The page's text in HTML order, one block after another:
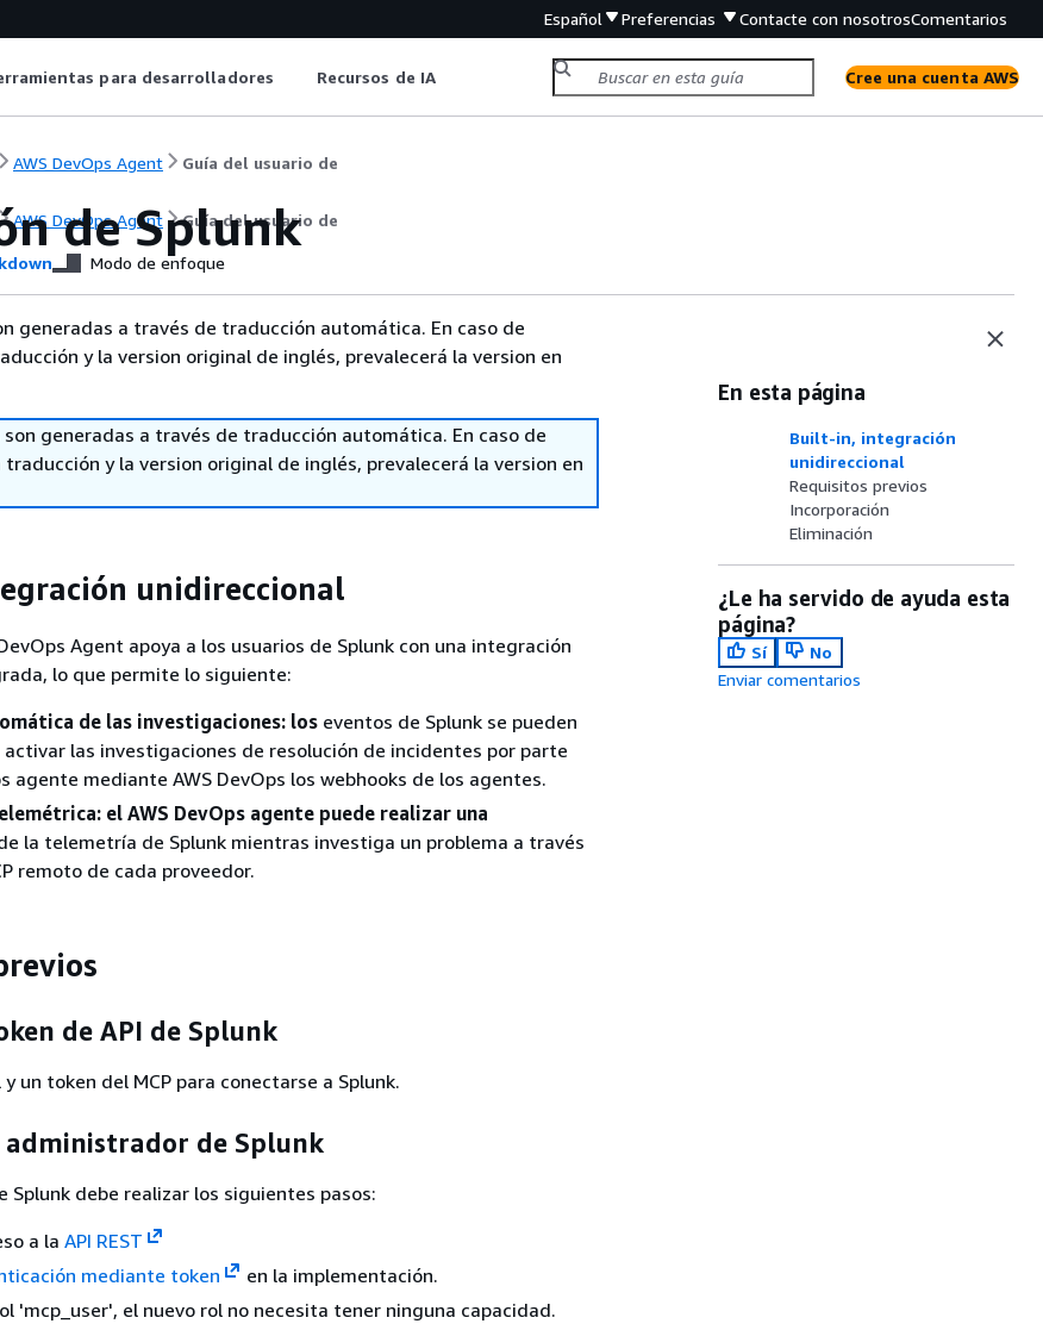
Español Preferencias Contacte con nosotrosComentarios
para desarrolladores Recursos de IA Cree una cuenta AWS
AWS DevOps Agent Guía del usuario de
AWS DevOps Agent Guía del usuario de
de Splunk
Modo de enfoque
generadas a través de traducción automática. En caso de
y la version original de inglés, prevalecerá la version en
generadas a través de traducción automática. En caso de
y la version original de inglés, prevalecerá la version en
unidireccional
Agent apoya a los usuarios de Splunk con una integración
lo que permite lo siguiente:
de las investigaciones: los eventos de Splunk se pueden
las investigaciones de resolución de incidentes por parte
agente mediante AWS DevOps los webhooks de los agentes.
el AWS DevOps agente puede realizar una
la telemetría de Splunk mientras investiga un problema a través
remoto de cada proveedor.
de API de Splunk
un token del MCP para conectarse a Splunk.
administrador de Splunk
Splunk debe realizar los siguientes pasos:
a la API REST
mediante token
en la implementación.
'mcp_user', el nuevo rol no necesita tener ninguna capacidad.
En esta página
Built-in, integración
unidireccional
Requisitos previos
Incorporación
Eliminación
¿Le ha servido de ayuda esta
página?
Sí
No
Enviar comentarios